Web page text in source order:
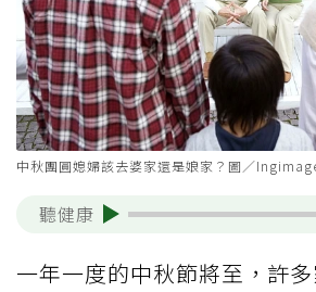
中秋團圓媳婦該去婆家還是娘家？圖／
聽健康
一年一度的中秋節將至，許